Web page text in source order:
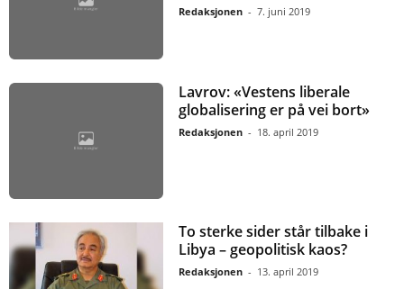
Redaksjonen - 7. juni 2019
Lavrov: «Vestens liberale
globalisering er på vei bort»
Redaksjonen - 18. april 2019
To sterke sider står tilbake i
Libya – geopolitisk kaos?
Redaksjonen - 13. april 2019